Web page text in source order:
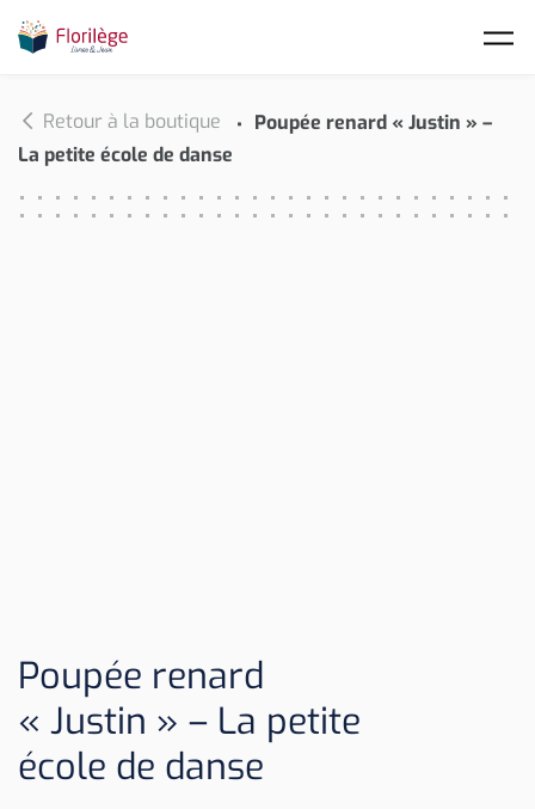
Retour à la boutique
Poupée renard « Justin » –
La petite école de danse
Poupée renard
« Justin » – La petite
école de danse